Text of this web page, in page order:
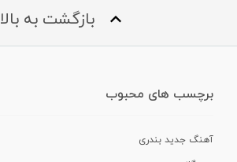
بازگشت به بالا
برچسب های محبوب
آهنگ جدید بندری